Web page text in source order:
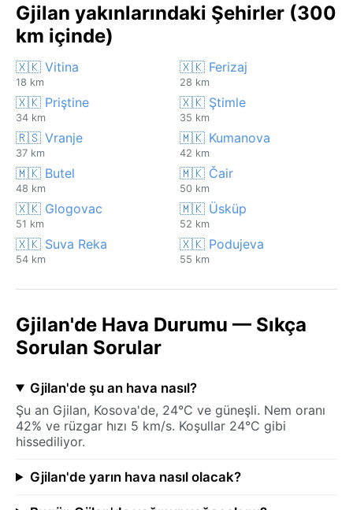
Gjilan yakınlarındaki Şehirler (300
km içinde)
🇽🇰 Vitina
18 km
🇽🇰 Ferizaj
28 km
🇽🇰 Priştine
34 km
🇽🇰 Ştimle
35 km
🇷🇸 Vranje
37 km
🇲🇰 Kumanova
42 km
🇲🇰 Butel
48 km
🇲🇰 Čair
50 km
🇽🇰 Glogovac
51 km
🇲🇰 Üsküp
52 km
🇽🇰 Suva Reka
54 km
🇽🇰 Podujeva
55 km
Gjilan'de Hava Durumu — Sıkça
Sorulan Sorular
Gjilan'de şu an hava nasıl?
Şu an Gjilan, Kosova'de, 24°C ve güneşli. Nem oranı
42% ve rüzgar hızı 5 km/s. Koşullar 24°C gibi
hissediliyor.
Gjilan'de yarın hava nasıl olacak?